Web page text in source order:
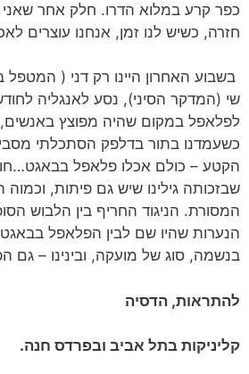
כפר קרע במלוא הדרו. חלק אחר
חזרה, כשיש לנו זמן, אנחנו עוצרים
בשבוע האחרון היינו רק דני ( המטפל
שי (המדקר הסיני), נסע לאנגליה
לפלאפל במקום שהיה מפוצץ באנשים,
כשעמדנו בתור בדלפק הסתכלתי
הקטע – כולם אכלו פלאפל
שבזכותה גילינו שיש גם פיתות,
המסורת. הניגוד החריף בין הלבוש
הנערות שהיו שם לבין הפלאפל
בנשמה, סוג של מועקה, ובינינו – גם
להתראות, הדסיה
קליניקות בתל אביב ובפרדס חנה.